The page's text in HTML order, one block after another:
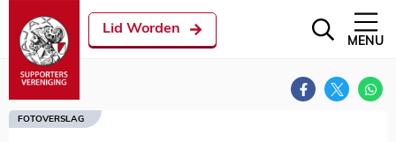
Lid Worden
MENU
FOTOVERSLAG